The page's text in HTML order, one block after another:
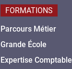
FORMATIONS
Parcours Métier
Grande École
Expertise Comptable